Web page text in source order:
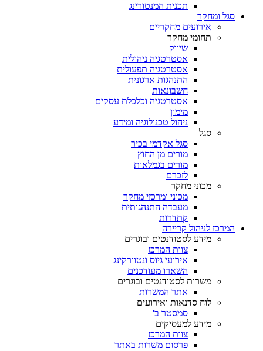
תכנית המנטורינג
סגל ומחקר
אירועים מחקריים
תחומי מחקר
שיווק
אסטרטגיה ניהולית
אסטרטגיה תפעולית
התנהגות ארגונית
חשבונאות
אסטרטגיה וכלכלת עסקים
מימון
ניהול טכנולוגיה ומידע
סגל
סגל אקדמי בכיר
מורים מן החוץ
מורים בגמלאות
לזכרם
מכוני מחקר
מכוני ומרכזי מחקר
מעבדה התנהגותית
קתדרות
המרכז לניהול קריירה
מידע לסטודנטים ובוגרים
צוות המרכז
אירועי גיוס ונטוורקינג
השארו מעודכנים
משרות לסטודנטים ובוגרים
אתר המשרות
לוח סדנאות ואירועים
סמסטר ב'
מידע למעסיקים
צוות המרכז
פרסום משרות באתר